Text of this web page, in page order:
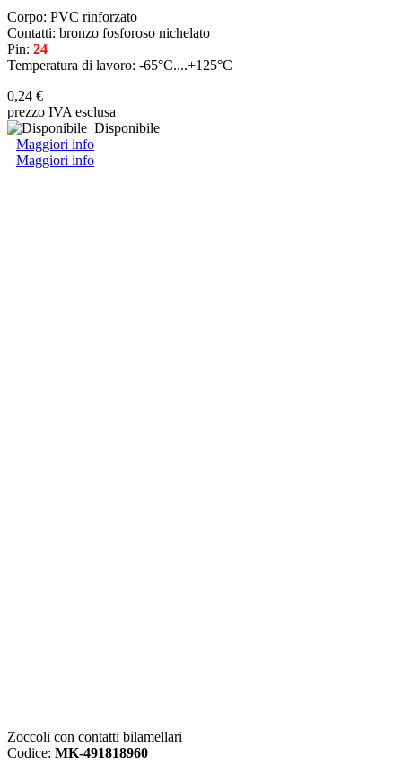
Corpo: PVC rinforzato
Contatti: bronzo fosforoso nichelato
Pin: 24
Temperatura di lavoro: -65°C....+125°C
0,24 €
prezzo IVA esclusa
Disponibile
Maggiori info
Maggiori info
Zoccoli con contatti bilamellari
Codice: MK-491818960